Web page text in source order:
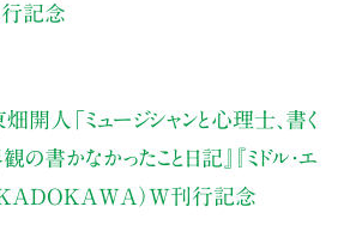
行記念
開人
「ミュージシャンと心理士、書く
の書かなかったこと日記』『ミドル・エ
（KADOKAWA）W刊行記念